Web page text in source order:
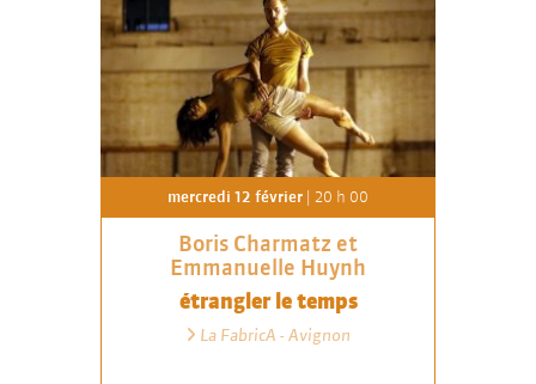
mercredi 12 février | 20 h 00
Boris Charmatz et
Emmanuelle Huynh
étrangler le temps
La FabricA - Avignon